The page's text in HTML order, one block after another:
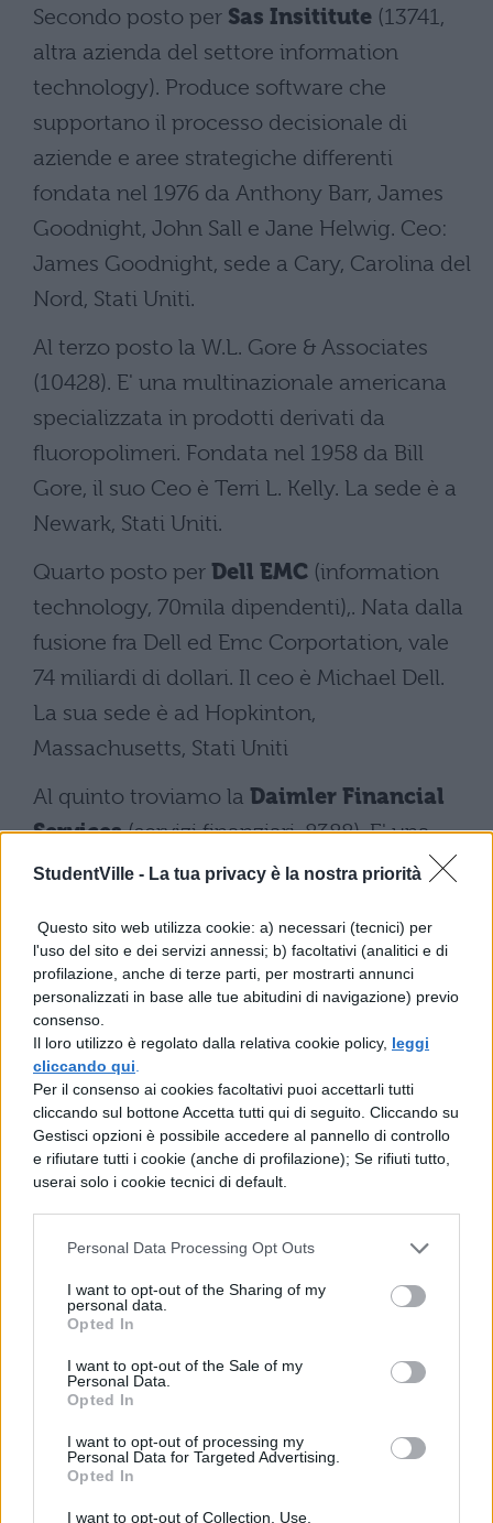
StudentVille - La tua privacy è la nostra priorità
Questo sito web utilizza cookie: a) necessari (tecnici) per
l'uso del sito e dei servizi annessi; b) facoltativi (analitici e di
profilazione, anche di terze parti, per mostrarti annunci
personalizzati in base alle tue abitudini di navigazione) previo
consenso.
Il loro utilizzo è regolato dalla relativa cookie policy, leggi
cliccando qui
Per il consenso ai cookies facoltativi puoi accettarli tutti
cliccando sul bottone Accetta tutti qui di seguito. Cliccando su
Gestisci opzioni è possibile accedere al pannello di controllo
e rifiutare tutti i cookie (anche di profilazione); Se rifiuti tutto,
userai solo i cookie tecnici di default.
Personal Data Processing Opt Outs
I want to opt-out of the Sharing of my
personal data.
Opted In
I want to opt-out of the Sale of my
Personal Data.
Opted In
I want to opt-out of processing my
Personal Data for Targeted Advertising.
Opted In
I want to opt-out of Collection, Use,
Secondo posto per Sas Insititute (13741,
altra azienda del settore information
technology). Produce software che
supportano il processo decisionale di
aziende e aree strategiche differenti
fondata nel 1976 da Anthony Barr, James
Goodnight, John Sall e Jane Helwig. Ceo:
James Goodnight, sede a Cary, Carolina del
Nord, Stati Uniti.
Al terzo posto la W.L. Gore & Associates
(10428). E' una multinazionale americana
specializzata in prodotti derivati da
fluoropolimeri. Fondata nel 1958 da Bill
Gore, il suo Ceo è Terri L. Kelly. La sede è a
Newark, Stati Uniti.
Quarto posto per Dell EMC (information
technology, 70mila dipendenti),. Nata dalla
fusione fra Dell ed Emc Corportation, vale
74 miliardi di dollari. Il ceo è Michael Dell.
La sua sede è ad Hopkinton,
Massachusetts, Stati Uniti
Al quinto troviamo la Daimler Financial
Services(servizi finanziari, 8388). E' una
banca tedesca con sede a Stoccarda.
Sesto posto perNetApp(information
technology, 12774). Fornisce software ,
sistemi e servizi per aiutare i clienti a
gestire ed archiviare i propri dati on-
premises e nel cloud. Fondata nel 1992, il
Ceo è George Kurian. Sede: Sunnyvale,
California, Stati Uniti
Al settimo postoAdecco(Professional
Services 35,000). Agenzia multinazionale di
selezione del personale, con sede a
Glattbrugg, nel Canton Zurigo in Svizzera.
attualmente il suo Ceo è Alain Dehaze.